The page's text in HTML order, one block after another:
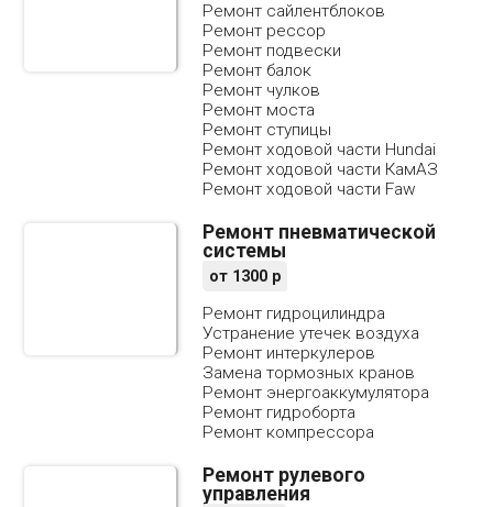
Ремонт сайлентблоков
Ремонт рессор
Ремонт подвески
Ремонт балок
Ремонт чулков
Ремонт моста
Ремонт ступицы
Ремонт ходовой части Hundai
Ремонт ходовой части КамАЗ
Ремонт ходовой части Faw
Ремонт пневматической
системы
от 1300р
Ремонт гидроцилиндра
Устранение утечек воздуха
Ремонт интеркулеров
Замена тормозных кранов
Ремонт энергоаккумулятора
Ремонт гидроборта
Ремонт компрессора
Ремонт рулевого
управления